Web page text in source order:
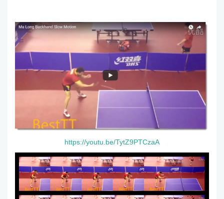
https://youtu.be/TytZ9PTCzaA